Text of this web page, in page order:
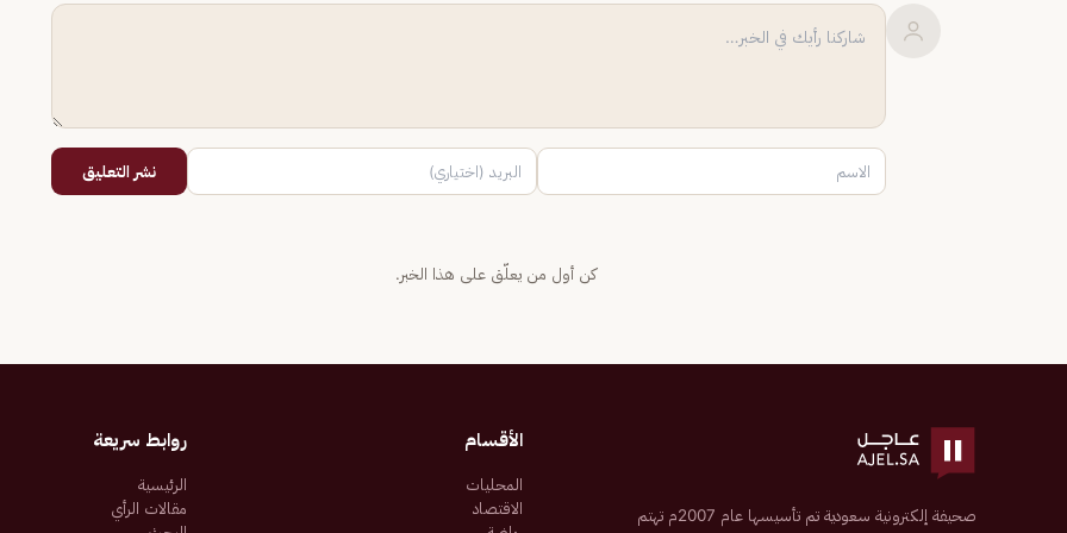
نشر التعليق
كن أول من يعلّق على هذا الخبر.
صحيفة إلكترونية سعودية تم تأسيسها عام 2007م تهتم
الأقسام
المحليات
الاقتصاد
روابط سريعة
الرئيسية
مقالات الرأي